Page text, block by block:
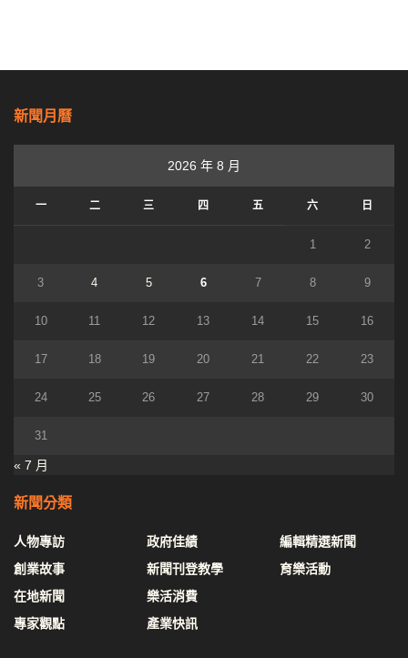
新聞月曆
2026 年 8 月
一 二 三 四 五 六 日
1 2
3 4 5 6 7 8 9
10 11 12 13 14 15 16
17 18 19 20 21 22 23
24 25 26 27 28 29 30
31
« 7 月
新聞分類
人物專訪
創業故事
在地新聞
專家觀點
政府佳績
新聞刊登教學
樂活消費
產業快訊
編輯精選新聞
育樂活動